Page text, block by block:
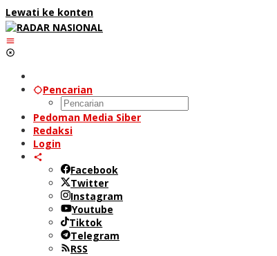
Lewati ke konten
Pencarian
Pedoman Media Siber
Redaksi
Login
Facebook
Twitter
Instagram
Youtube
Tiktok
Telegram
RSS